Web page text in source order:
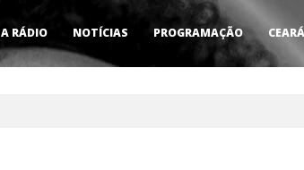
A RÁDIO NOTÍCIAS PROGRAMAÇÃO